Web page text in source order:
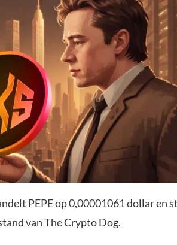
PEPE op 0,00001061 dollar en
van The Crypto Dog.